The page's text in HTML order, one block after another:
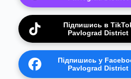
Підпишись в
Pavlograd District
Підпишись у
Pavlograd District